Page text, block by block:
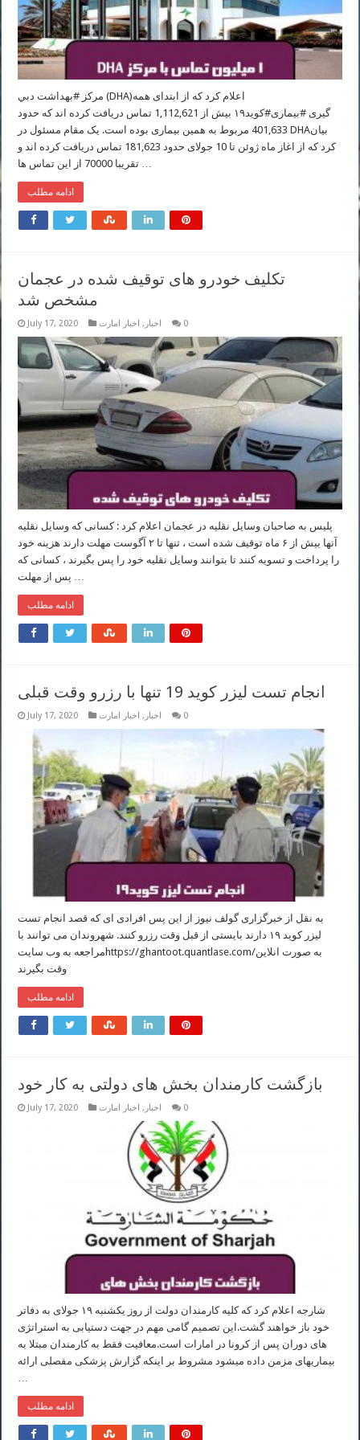
مركز #بهداشت دبي (DHA)اعلام كرد كه از ابتدای همه
گیری #بيماری#کوید۱۹ بيش از 1,112,621 تماس دريافت كرده اند كه حدود
401,633 مربوط به همین بیماری بوده است. یک مقام مسئول در DHAبيان
كرد كه از اغاز ماه ژوئن تا 10 جولای حدود 181,623 تماس دريافت كرده اند و
تقريبا 70000 از اين تماس ها …
ادامه مطلب
تکلیف خودرو های توقیف شده در عجمان
مشخص شد
July 17, 2020 اخبار , اخبار امارت 0
پلیس به صاحبان وسایل نقلیه در عجمان اعلام کرد : کسانی که وسایل نقلیه
آنها بیش از ۶ ماه توقیف شده است ، تنها تا ۲ آگوست مهلت دارند هزینه خود
را پرداخت و تسویه کنند تا بتوانند وسایل نقلیه خود را پس بگیرند ، کسانی که
پس از مهلت …
ادامه مطلب
انجام تست لیزر کوید 19 تنها با رزرو وقت قبلی
July 17, 2020 اخبار , اخبار امارت 0
به نقل از خبرگزاری گولف نیوز از این پس افرادی ای که قصد انجام تست
لیزر کوید ۱۹ دارند بایستی از قبل وقت رزرو کنند. شهروندان می توانند با
مراجعه به وب سایتhttps://ghantoot.quantlase.com/به صورت انلاین
وقت بگیرند
ادامه مطلب
بازگشت کارمندان بخش های دولتی به کار خود
July 17, 2020 اخبار , اخبار امارت 0
شارجه اعلام كرد كه كليه كارمندان دولت از روز یکشنبه ١٩ جولای به دفاتر
خود باز خواهند گشت.اين تصميم گامی مهم در جهت دستيابی به استراتژی
های دوران پس از کرونا در امارات است.معافيت فقط به كارمندان مبتلا به
بيماريهای مزمن داده ميشود مشروط بر اينكه گزارش پزشكی مفصلی ارائه
ادامه مطلب